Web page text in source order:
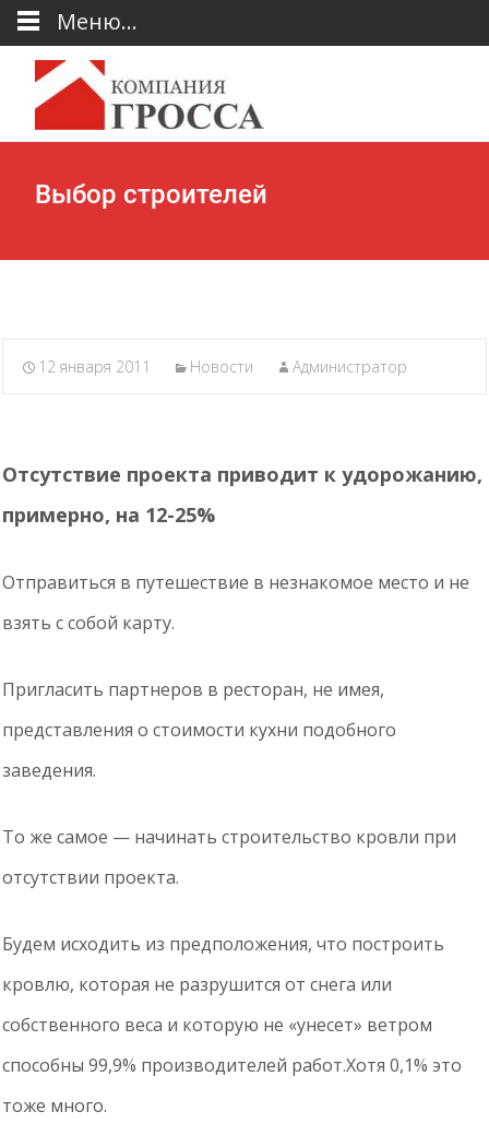
Выбор строителей
12 января 2011 Новости Администратор
Отсутствие проекта приводит к удорожанию,
примерно, на 12-25%
Отправиться в путешествие в незнакомое место и не
взять с собой карту.
Пригласить партнеров в ресторан, не имея,
представления о стоимости кухни подобного
заведения.
То же самое — начинать строительство кровли при
отсутствии проекта.
Будем исходить из предположения, что построить
кровлю, которая не разрушится от снега или
собственного веса и которую не «унесет» ветром
способны 99,9% производителей работ.Хотя 0,1% это
тоже много.
Меню...